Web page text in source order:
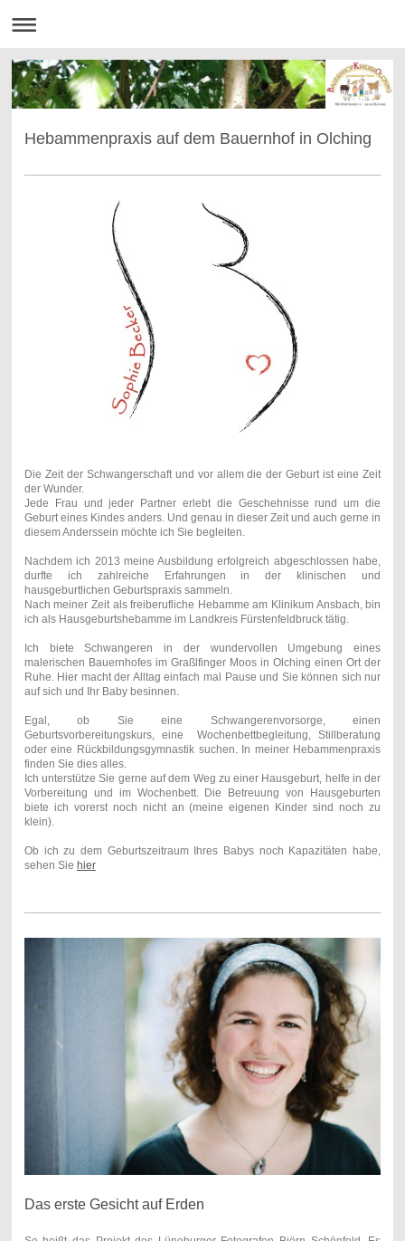
Hebammenpraxis auf dem Bauernhof in Olching
Die Zeit der Schwangerschaft und vor allem die der Geburt ist eine Zeit
der Wunder.
Jede Frau und jeder Partner erlebt die Geschehnisse rund um die
Geburt eines Kindes anders. Und genau in dieser Zeit und auch gerne in
diesem Anderssein möchte ich Sie begleiten.
Nachdem ich 2013 meine Ausbildung erfolgreich abgeschlossen habe,
durfte ich zahlreiche Erfahrungen in der klinischen und
hausgeburtlichen Geburtspraxis sammeln.
Nach meiner Zeit als freiberufliche Hebamme am Klinikum Ansbach, bin
ich als Hausgeburtshebamme im Landkreis Fürstenfeldbruck tätig.
Ich biete Schwangeren in der wundervollen Umgebung eines
malerischen Bauernhofes im Graßlfinger Moos in Olching einen Ort der
Ruhe. Hier macht der Alltag einfach mal Pause und Sie können sich nur
auf sich und Ihr Baby besinnen.
Egal, ob Sie eine Schwangerenvorsorge, einen
Geburtsvorbereitungskurs, eine Wochenbettbegleitung, Stillberatung
oder eine Rückbildungsgymnastik suchen. In meiner Hebammenpraxis
finden Sie dies alles.
Ich unterstütze Sie gerne auf dem Weg zu einer Hausgeburt, helfe in der
Vorbereitung und im Wochenbett. Die Betreuung von Hausgeburten
biete ich vorerst noch nicht an (meine eigenen Kinder sind noch zu
klein).
Ob ich zu dem Geburtszeitraum Ihres Babys noch Kapazitäten habe,
sehen Sie hier
Das erste Gesicht auf Erden